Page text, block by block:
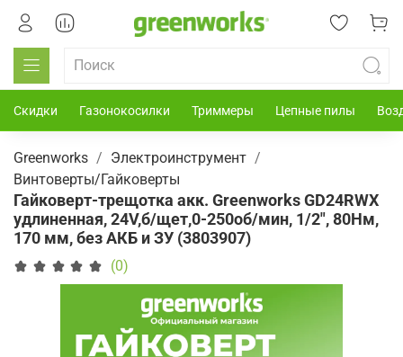
Скидки Газонокосилки Триммеры Цепные пилы
Greenworks
Электроинструмент
Винтоверты/Гайковерты
Гайковерт-трещотка акк. Greenworks GD24RWX
удлиненная, 24V,б/щет,0-250об/мин, 1/2", 80Нм,
170 мм, без АКБ и ЗУ (3803907)
(0)